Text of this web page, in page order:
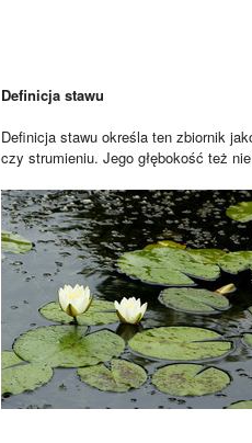
Definicja stawu
Definicja stawu określa ten zbiornik
czy strumieniu. Jego głębokość też